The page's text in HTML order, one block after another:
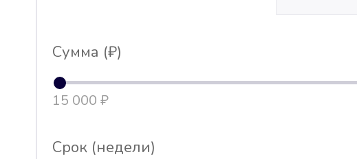
Сумма (₽)
15 000 ₽
Срок (недели)